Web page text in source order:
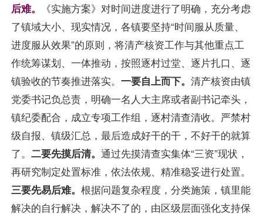
后难。
《实施方案》对时间进度进行了明确，充分考虑
了镇域大小、现实情况，各镇要坚持“时间服从质量、
进度服从效果”的原则，将清产核资工作与其他重点工
作统筹谋划、一体推动，按照逐村过堂、逐片扎口、逐
镇验收的节奏推进落实。 一要自上而下。 清产核资由镇
党委书记负总责，明确一名人大主席或者副书记牵头，
镇纪委配合，成立专项工作组，逐村清查清收。严禁村
级自报、镇级汇总，最后造成好干的干，不好干的就算
了。 二要先摸后清。 通过先摸清查实集体“三资”现状，
再研究制定处置标准，依法依规、精准稳妥进行处置。
三要先易后难。 根据问题复杂程度，分类施策，镇里能
解决的自行解决，解决不了的，由区级层面强化支持保